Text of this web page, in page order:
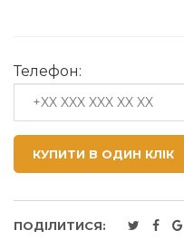
Телефон:
КУПИТИ В ОДИН КЛІК
ПОДІЛИТИСЯ: